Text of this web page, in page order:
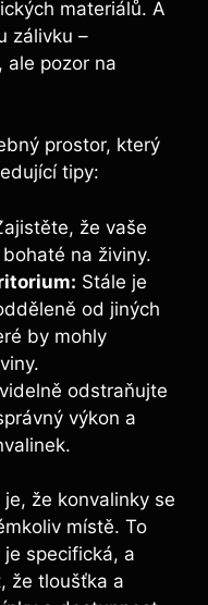
materiálů. A
zálivku –
ale pozor na
prostor, který
tipy:
že vaše
na živiny.
Stále je
od jiných
by mohly
odstraňujte
výkon a
že konvalinky se
místě. To
specifická, a
že tloušťka a